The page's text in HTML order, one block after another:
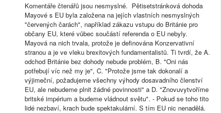
Komentáře čtenářů jsou nesmyslné. Pětisetstránková dohoda
Mayové s EU byla založena na jejích vlastních nesmyslných
"červených čarách", například zákazu vstupu do Británie pro
občany EU, které vůbec součástí referenda o EU nebyly.
Mayová na nich trvala, protože je definována Konzervativní
stranou a je ve vleku brexitových fundamentalistů. Ti tvrdí, že A.
odchod Británie bez dohody nebude problém, B. "Oni nás
potřebují víc než my je", C. "Protože jsme tak dokonalí a
výjimeční, požadujeme všechny výhody dosavadního členství
EU, ale nebudeme plnit žádné povinnosti" a D. "Znovuvytvoříme
britské impérium a budeme vládnout světu". - Pokud se toho tito
lidé nezbaví, krach bude spektakulární. S tím EU nic nenadělá.